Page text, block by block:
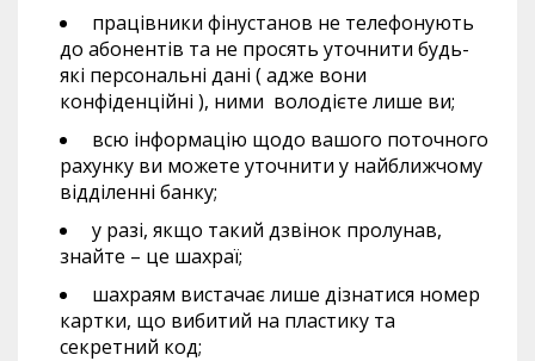
працівники фінустанов не телефонують
до абонентів та не просять уточнити будь-
які персональні дані ( адже вони
конфіденційні ), ними володієте лише ви;
всю інформацію щодо вашого поточного
рахунку ви можете уточнити у найближчому
відділенні банку;
у разі, якщо такий дзвінок пролунав,
знайте – це шахраї;
шахраям вистачає лише дізнатися номер
картки, що вибитий на пластику та
секретний код;